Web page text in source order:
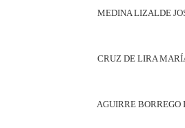
MEDINA LIZALDE JOSÉ
CRUZ DE LIRA MARÍA
AGUIRRE BORREGO IRIS.-